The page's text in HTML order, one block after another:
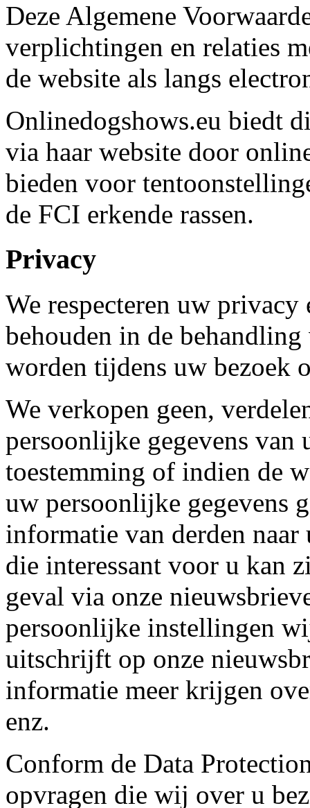
Deze Algemene
verplichtingen en relaties
de website als langs
Onlinedogshows.eu biedt
via haar website door
bieden voor
de FCI erkende rassen.
Privacy
We respecteren uw
behouden in de
worden tijdens uw bezoek
We verkopen geen,
persoonlijke gegevens van
toestemming of indien de
uw persoonlijke gegevens
informatie van derden
die interessant voor u kan
geval via onze
persoonlijke instellingen
uitschrijft op onze
informatie meer krijgen
enz.
Conform de Data
opvragen die wij over u